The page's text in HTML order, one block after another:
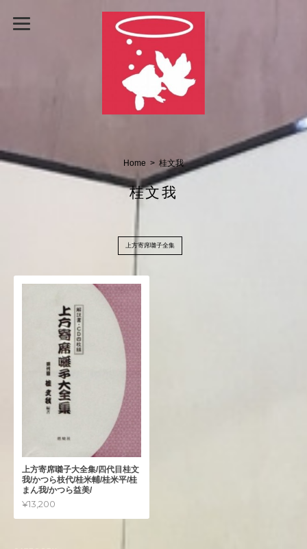
Home 桂文我
桂文我
上方寄席囃子全集
上方寄席囃子大全集/四代目桂文
我/かつら枝代/桂米輔/桂米平/桂
まん我/かつら益美/
¥13,200